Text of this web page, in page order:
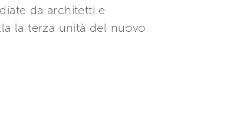
da architetti e
la terza unità del nuovo